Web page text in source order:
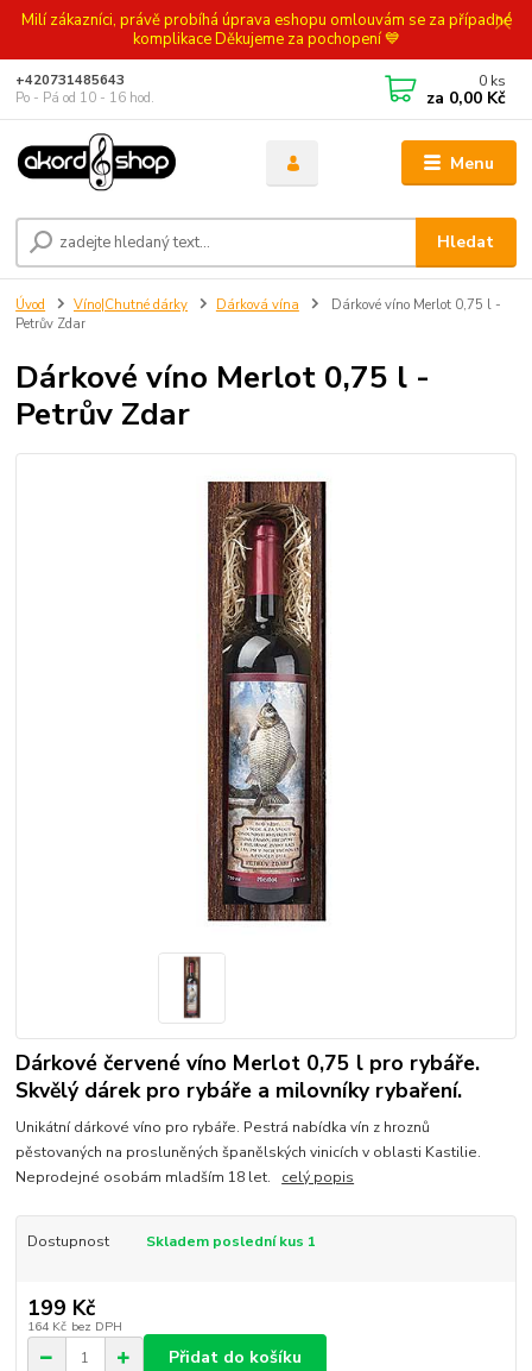
Milí zákazníci, právě probíhá úprava eshopu omlouvám se za případné
komplikace Děkujeme za pochopení 💙
Menu
Hledat
+420731485643
Po - Pá od 10 - 16 hod.
0 ks
za 0,00 Kč
Úvod Víno|Chutné dárky Dárková vína
Dárkové víno Merlot 0,75 l -
Petrův Zdar
Dárkové víno Merlot 0,75 l -
Petrův Zdar
Dárkové červené víno Merlot 0,75 l pro rybáře.
Skvělý dárek pro rybáře a milovníky rybaření.
Unikátní dárkové víno pro rybáře. Pestrá nabídka vín z hroznů
pěstovaných na prosluněných španělských vinicích v oblasti Kastilie.
Neprodejné osobám mladším 18 let. celý popis
Dostupnost Skladem poslední kus 1
199 Kč
164 Kč bez DPH
Přidat do košíku